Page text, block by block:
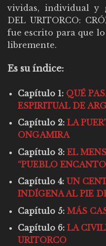
vividas, individual y
DEL URITORCO:
fue escrito para que
libremente.
Es su índice:
Capítulo 1: QUÉ
ESPIRITUAL DE
Capítulo 2: LA
ONGAMIRA
Capítulo 3: EL
“PUEBLO
Capítulo 4: UN
INDÍGENA AL PIE
Capítulo 5: MÁS
Capítulo 6: LA
URITORCO